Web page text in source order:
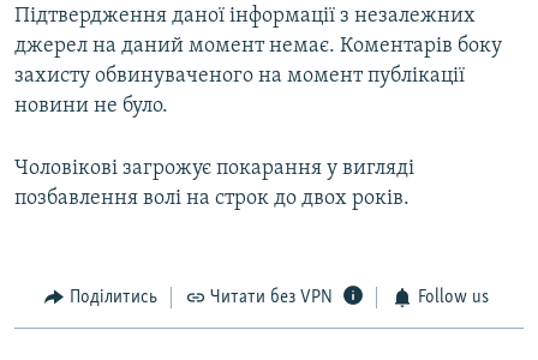
Підтвердження даної інформації з незалежних
джерел на даний момент немає. Коментарів боку
захисту обвинуваченого на момент публікації
новини не було.
Чоловікові загрожує покарання у вигляді
позбавлення волі на строк до двох років.
Поділитись Читати без VPN Follow us